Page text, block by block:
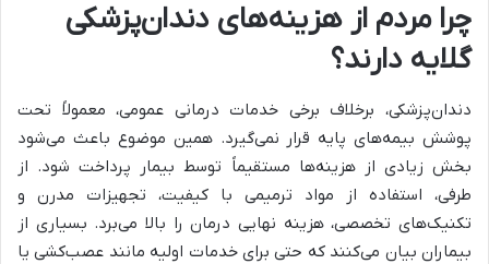
چرا مردم از هزینه‌های دندان‌پزشکی
گلایه دارند؟
دندان‌پزشکی، برخلاف برخی خدمات درمانی عمومی، معمولاً تحت
پوشش بیمه‌های پایه قرار نمی‌گیرد. همین موضوع باعث می‌شود
بخش زیادی از هزینه‌ها مستقیماً توسط بیمار پرداخت شود. از
طرفی، استفاده از مواد ترمیمی با کیفیت، تجهیزات مدرن و
تکنیک‌های تخصصی، هزینه نهایی درمان را بالا می‌برد. بسیاری از
بیماران بیان می‌کنند که حتی برای خدمات اولیه مانند عصب‌کشی یا